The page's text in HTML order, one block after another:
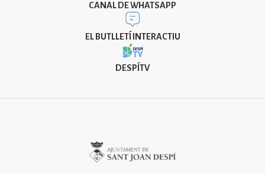
CANAL DE WHATSAPP
EL BUTLLETÍ INTERACTIU
DESPÍTV